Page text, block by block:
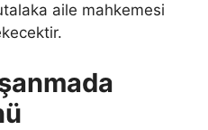
aile mahkemesi